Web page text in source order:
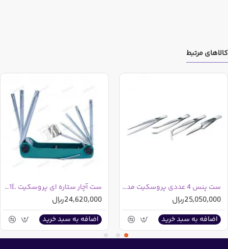
کالاهای مرتبط
ست پنس 4 عددی پروسکیت مدل 389-808 تایوانی
25,050,000ریال
اضافه به سبد خرید
ست آچار ستاره ای پروسکیت 8PK-021L تایوانی
24,620,000ریال
اضافه به سبد خرید